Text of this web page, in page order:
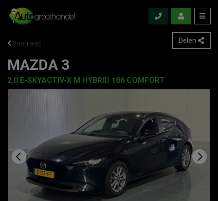
Voorraad Delen
MAZDA 3
2.0 E-SKYACTIV-X M HYBRID 186 COMFORT